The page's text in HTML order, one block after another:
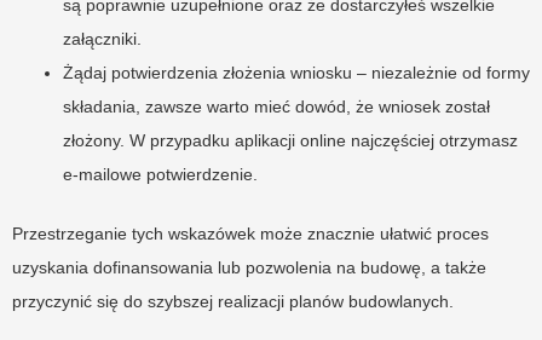
są poprawnie uzupełnione oraz że dostarczyłeś wszelkie
załączniki.
Żądaj potwierdzenia złożenia wniosku – niezależnie od formy
składania, zawsze warto mieć dowód, że wniosek został
złożony. W przypadku aplikacji online najczęściej otrzymasz
e-mailowe potwierdzenie.
Przestrzeganie tych wskazówek może znacznie ułatwić proces
uzyskania dofinansowania lub pozwolenia na budowę, a także
przyczynić się do szybszej realizacji planów budowlanych.